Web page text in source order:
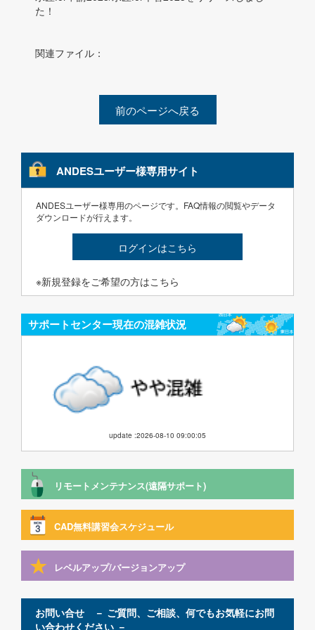
た！
関連ファイル：
前のページへ戻る
ANDESユーザー様専用サイト
ANDESユーザー様専用のページです。FAQ情報の閲覧やデータ
ダウンロードが行えます。
ログインはこちら
※新規登録をご希望の方はこちら
サポートセンター現在の混雑状況
update :2026-08-10 09:00:05
リモートメンテナンス(遠隔サポート)
CAD無料講習会スケジュール
レベルアップ/バージョンアップ
お問い合せ － ご質問、ご相談、何でもお気軽にお問
い合わせください －